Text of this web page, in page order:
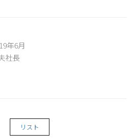
年6月
社長
リスト